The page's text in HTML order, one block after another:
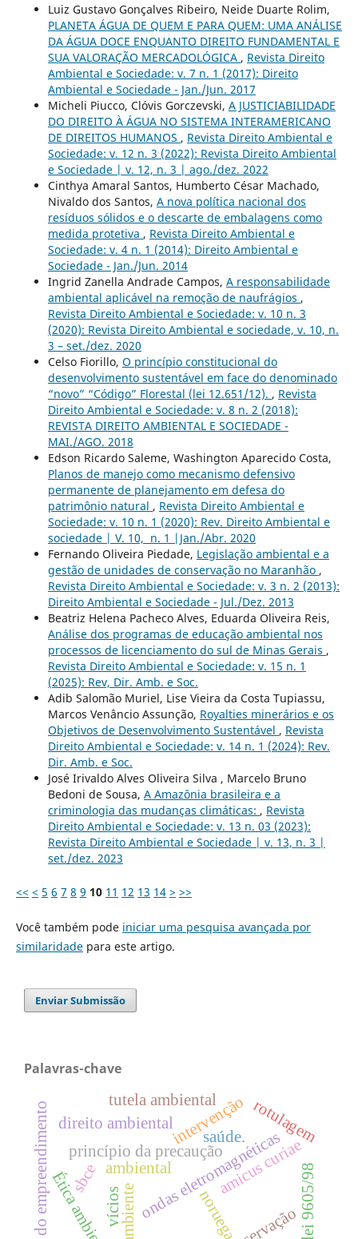
Luiz Gustavo Gonçalves Ribeiro, Neide Duarte Rolim,
PLANETA ÁGUA DE QUEM E PARA QUEM: UMA ANÁLISE
DA ÁGUA DOCE ENQUANTO DIREITO FUNDAMENTAL E
SUA VALORAÇÃO MERCADOLÓGICA , Revista Direito
Ambiental e Sociedade: v. 7 n. 1 (2017): Direito
Ambiental e Sociedade - Jan./Jun. 2017
Micheli Piucco, Clóvis Gorczevski, A JUSTICIABILIDADE
DO DIREITO À ÁGUA NO SISTEMA INTERAMERICANO
DE DIREITOS HUMANOS , Revista Direito Ambiental e
Sociedade: v. 12 n. 3 (2022): Revista Direito Ambiental
e Sociedade | v. 12, n. 3 | ago./dez. 2022
Cinthya Amaral Santos, Humberto César Machado,
Nivaldo dos Santos, A nova política nacional dos
resíduos sólidos e o descarte de embalagens como
medida protetiva , Revista Direito Ambiental e
Sociedade: v. 4 n. 1 (2014): Direito Ambiental e
Sociedade - Jan./Jun. 2014
Ingrid Zanella Andrade Campos, A responsabilidade
ambiental aplicável na remoção de naufrágios ,
Revista Direito Ambiental e Sociedade: v. 10 n. 3
(2020): Revista Direito Ambiental e sociedade, v. 10, n.
3 – set./dez. 2020
Celso Fiorillo, O princípio constitucional do
desenvolvimento sustentável em face do denominado
“novo” “Código” Florestal (lei 12.651/12). , Revista
Direito Ambiental e Sociedade: v. 8 n. 2 (2018):
REVISTA DIREITO AMBIENTAL E SOCIEDADE -
MAI./AGO. 2018
Edson Ricardo Saleme, Washington Aparecido Costa,
Planos de manejo como mecanismo defensivo
permanente de planejamento em defesa do
patrimônio natural , Revista Direito Ambiental e
Sociedade: v. 10 n. 1 (2020): Rev. Direito Ambiental e
sociedade | V. 10, n. 1 |Jan./Abr. 2020
Fernando Oliveira Piedade, Legislação ambiental e a
gestão de unidades de conservação no Maranhão ,
Revista Direito Ambiental e Sociedade: v. 3 n. 2 (2013):
Direito Ambiental e Sociedade - Jul./Dez. 2013
Beatriz Helena Pacheco Alves, Eduarda Oliveira Reis,
Análise dos programas de educação ambiental nos
processos de licenciamento do sul de Minas Gerais ,
Revista Direito Ambiental e Sociedade: v. 15 n. 1
(2025): Rev, Dir. Amb. e Soc.
Adib Salomão Muriel, Lise Vieira da Costa Tupiassu,
Marcos Venâncio Assunção, Royalties minerários e os
Objetivos de Desenvolvimento Sustentável , Revista
Direito Ambiental e Sociedade: v. 14 n. 1 (2024): Rev.
Dir. Amb. e Soc.
José Irivaldo Alves Oliveira Silva , Marcelo Bruno
Bedoni de Sousa, A Amazônia brasileira e a
criminologia das mudanças climáticas: , Revista
Direito Ambiental e Sociedade: v. 13 n. 03 (2023):
Revista Direito Ambiental e Sociedade | v. 13, n. 3 |
set./dez. 2023
<< < 5 6 7 8 9 10 11 12 13 14 > >>
Você também pode iniciar uma pesquisa avançada por
similaridadepara este artigo.
Enviar Submissão
Palavras-chave
ambiental
noruega
ondas eletromagnéticas
princípio da precaução
saúde.
intervenção
direito ambiental
Ética ambiental
amicus curiae
tutela ambiental
porte do empreendimento sbce lei 9605/98
vícios
rotulagem